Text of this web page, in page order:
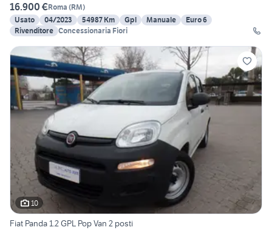
16.900 €Roma (RM)
Usato
04/2023 54987 Km Gpl Manuale
Euro 6
Rivenditore Concessionaria Fiori
10
Fiat Panda 1.2 GPL Pop Van 2 posti